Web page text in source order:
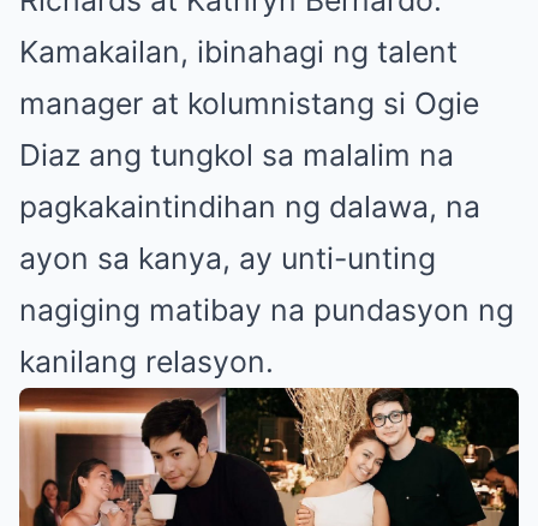
Kamakailan, ibinahagi ng talent
manager at kolumnistang si Ogie
Diaz ang tungkol sa malalim na
pagkakaintindihan ng dalawa, na
ayon sa kanya, ay unti-unting
nagiging matibay na pundasyon ng
kanilang relasyon.